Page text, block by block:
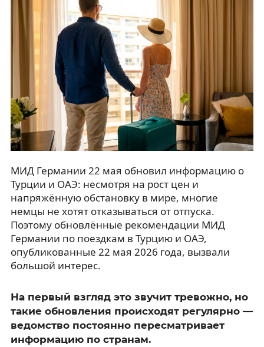
МИД Германии 22 мая обновил информацию о
Турции и ОАЭ: несмотря на рост цен и
напряжённую обстановку в мире, многие
немцы не хотят отказываться от отпуска.
Поэтому обновлённые рекомендации МИД
Германии по поездкам в Турцию и ОАЭ,
опубликованные 22 мая 2026 года, вызвали
большой интерес.
На первый взгляд это звучит тревожно, но
такие обновления происходят регулярно —
ведомство постоянно пересматривает
информацию по странам.